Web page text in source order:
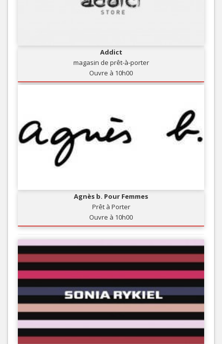
Addict
magasin de prêt-à-porter
Ouvre à 10h00
Agnès b. Pour Femmes
Prêt à Porter
Ouvre à 10h00